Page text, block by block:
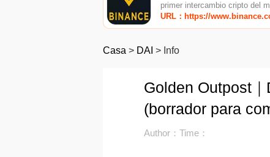
primer intercambio cripto del
URL：https://
Casa > DAI > Info
Golden Outpost
(borrador para
Author：Time：